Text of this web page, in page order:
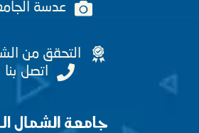
عدسة الجامعة
التحقق من الشهادة
اتصل بنا